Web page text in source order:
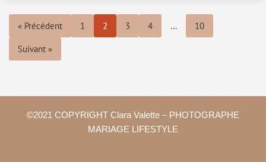
« Précédent 1 2 3 4 … 10
Suivant »
©2021 COPYRIGHT Clara Valette – PHOTOGRAPHE
MARIAGE LIFESTYLE